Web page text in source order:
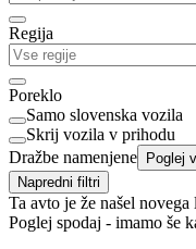
Regija
Poreklo
Samo slovenska vozila
Skrij vozila v prihodu
Dražbe namenjene Poglej
Napredni filtri
Ta avto je že našel novega
Poglej spodaj - imamo še